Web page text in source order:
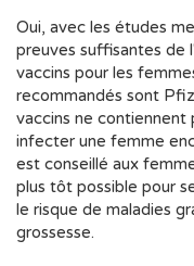
Oui, avec les études
preuves suffisantes de
vaccins pour les
recommandés sont
vaccins ne contiennent
infecter une femme
est conseillé aux
plus tôt possible pour
le risque de maladies
grossesse.